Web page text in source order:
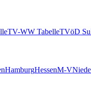
TV-WW TabelleTVöD
HamburgHessenM-V